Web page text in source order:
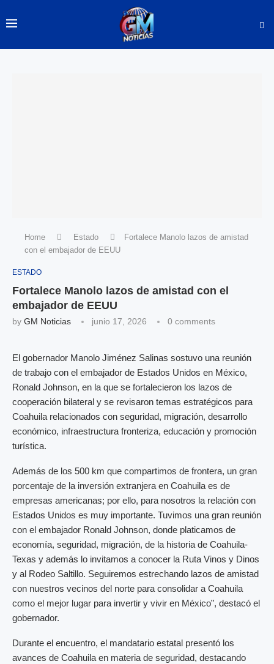
Home Estado
Fortalece Manolo lazos de amistad
con el embajador de EEUU
ESTADO
Fortalece Manolo lazos de amistad con el
embajador de EEUU
by GM Noticias junio 17, 2026 0 comments
El gobernador Manolo Jiménez Salinas sostuvo una reunión
de trabajo con el embajador de Estados Unidos en México,
Ronald Johnson, en la que se fortalecieron los lazos de
cooperación bilateral y se revisaron temas estratégicos para
Coahuila relacionados con seguridad, migración, desarrollo
económico, infraestructura fronteriza, educación y promoción
turística.
Además de los 500 km que compartimos de frontera, un gran
porcentaje de la inversión extranjera en Coahuila es de
empresas americanas; por ello, para nosotros la relación con
Estados Unidos es muy importante. Tuvimos una gran reunión
con el embajador Ronald Johnson, donde platicamos de
economía, seguridad, migración, de la historia de Coahuila-
Texas y además lo invitamos a conocer la Ruta Vinos y Dinos
y al Rodeo Saltillo. Seguiremos estrechando lazos de amistad
con nuestros vecinos del norte para consolidar a Coahuila
como el mejor lugar para invertir y vivir en México”, destacó el
gobernador.
Durante el encuentro, el mandatario estatal presentó los
avances de Coahuila en materia de seguridad, destacando